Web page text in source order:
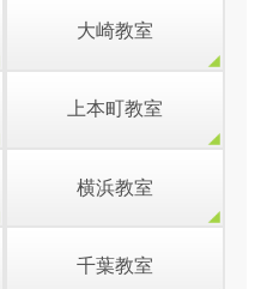
大崎教室
上本町教室
横浜教室
千葉教室